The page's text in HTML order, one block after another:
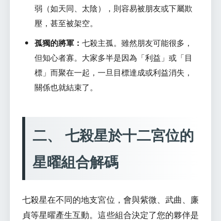
弱（如天同、太陰），則容易被朋友或下屬欺
壓，甚至被架空。
孤獨的將軍： 七殺主孤。雖然朋友可能很多，
但知心者寡。大家多半是因為「利益」或「目
標」而聚在一起，一旦目標達成或利益消失，
關係也就結束了。
二、 七殺星於十二宮位的
星曜組合解碼
七殺星在不同的地支宮位，會與紫微、武曲、廉
貞等星曜產生互動。這些組合決定了您的夥伴是